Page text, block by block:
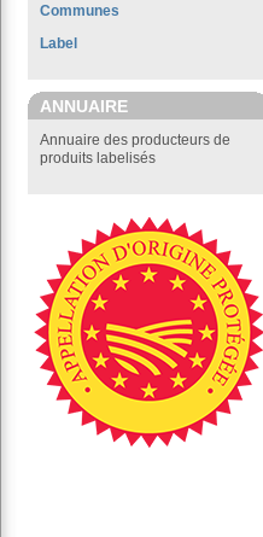
Communes
Label
ANNUAIRE
Annuaire des producteurs de
produits labelisés